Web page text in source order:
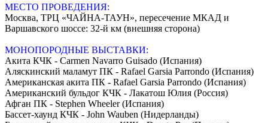
МЕСТО ПРОВЕДЕНИЯ:
Москва, ТРЦ «ЧАЙНА-ТАУН», пересечение МКАД и
Варшавского шоссе: 32-й км (внешняя сторона)
МОНОПОРОДНЫЕ ВЫСТАВКИ:
Акита КЧК - Carmen Navarro Guisado (Испания)
Аляскинский маламут ПК - Rafael Garsia Parrondo (Испания)
Американская акита ПК - Rafael Garsia Parrondo (Испания)
Американский бульдог КЧК - Лакатош Юлия (Россия)
Афган ПК - Stephen Wheeler (Испания)
Бассет-хаунд КЧК - John Wauben (Нидерланды)